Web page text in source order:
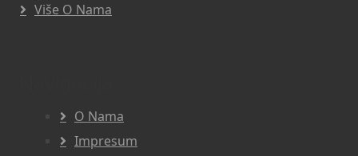
Više O Nama
O Nama
Impresum